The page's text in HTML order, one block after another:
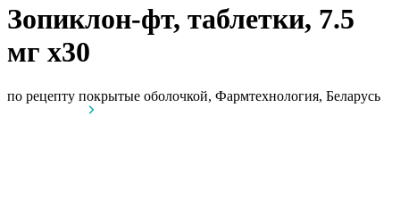
Зопиклон-фт, таблетки, 7.5
мг x30
по рецепту покрытые оболочкой, Фармтехнология, Беларусь